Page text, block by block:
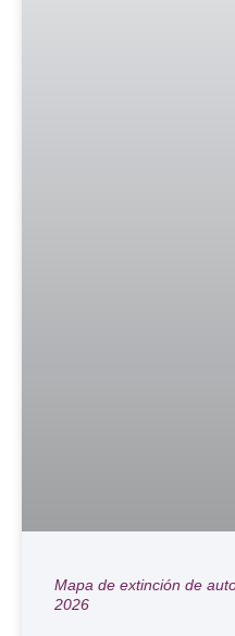
Mapa de extinción de
2026